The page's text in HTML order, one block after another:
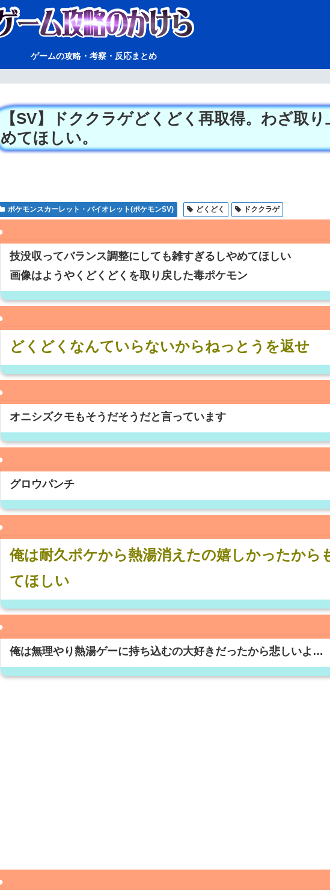
ゲームの攻略・考察・反応まとめ
【SV】ドククラゲどくどく再取得。わざ取
めてほしい。
ポケモンスカーレット・バイオレット(ポケモンSV) どくどく ドククラゲ
技没収ってバランス調整にしても雑すぎるしやめてほしい
画像はようやくどくどくを取り戻した毒ポケモン
どくどくなんていらないからねっとうを返せ
オニシズクモもそうだそうだと言っています
グロウパンチ
俺は耐久ポケから熱湯消えたの嬉しかったから
てほしい
俺は無理やり熱湯ゲーに持ち込むの大好きだったから悲しいよ…